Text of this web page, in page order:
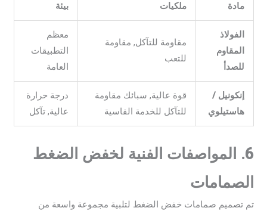
مادة ملكيات بيئة
الفولاذ
المقاوم
للصدأ
مقاومة للتآكل, مقاومة
للتعب
معظم
التطبيقات
العامة
إنكونيل /
هاستيلوي
قوة عالية, سبائك مقاومة
للتآكل للخدمة القاسية
درجة حرارة
عالية, تآكل
6. المواصفات الفنية لخفض الضغط
الصمامات
تم تصميم صمامات خفض الضغط لتلبية مجموعة واسعة من